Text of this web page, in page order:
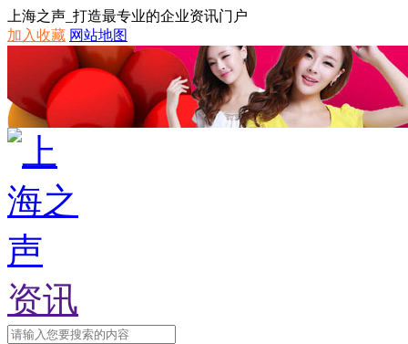
上海之声_打造最专业的企业资讯门户
加入收藏 网站地图
资讯